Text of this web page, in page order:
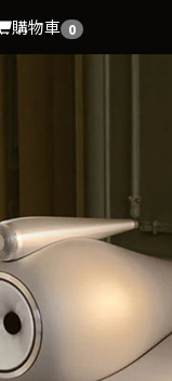
購物車 0